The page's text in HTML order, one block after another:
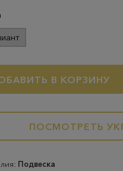
В КОРЗИНУ
ПОСМОТРЕТЬ
Подвеска